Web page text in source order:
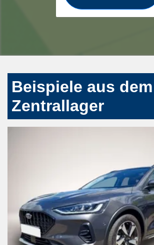
Beispiele aus dem
Zentrallager